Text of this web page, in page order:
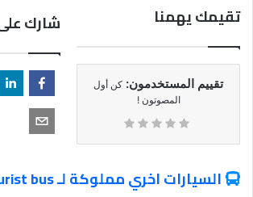
تقيمك يهمنا
تقييم المستخدمون: كن أول
المصوتون !
شارك
السيارات اخري مملوكة لـ Tourist bus